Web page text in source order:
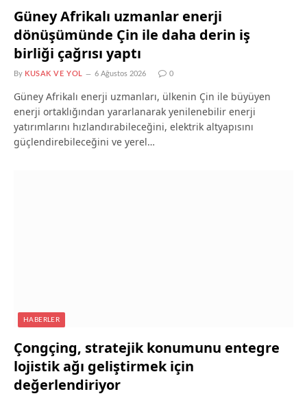
Güney Afrikalı uzmanlar enerji
dönüşümünde Çin ile daha derin iş
birliği çağrısı yaptı
By KUSAK VE YOL 6 Ağustos 2026 0
Güney Afrikalı enerji uzmanları, ülkenin Çin ile büyüyen
enerji ortaklığından yararlanarak yenilenebilir enerji
yatırımlarını hızlandırabileceğini, elektrik altyapısını
güçlendirebileceğini ve yerel…
HABERLER
Çongçing, stratejik konumunu entegre
lojistik ağı geliştirmek için
değerlendiriyor